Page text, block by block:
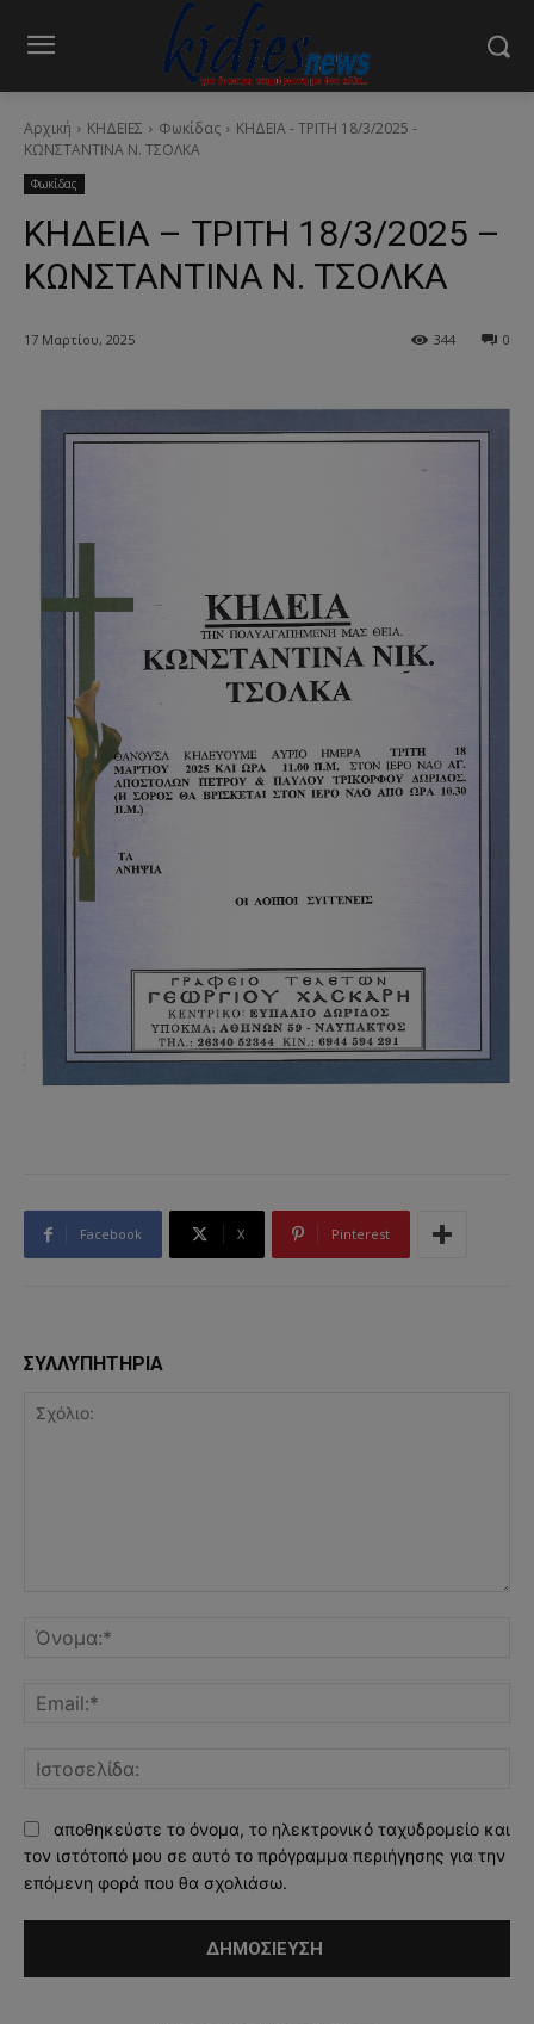
Αρχική ΚΗΔΕΙΕΣ Φωκίδας
ΚΗΔΕΙΑ - ΤΡΙΤΗ 18/3/2025 -
ΚΩΝΣΤΑΝΤΙΝΑ Ν. ΤΣΟΛΚΑ
Φωκίδας
ΚΗΔΕΙΑ – ΤΡΙΤΗ 18/3/2025 –
ΚΩΝΣΤΑΝΤΙΝΑ Ν. ΤΣΟΛΚΑ
17 Μαρτίου, 2025 0
344
Facebook X Pinterest
ΣΥΛΛΥΠΗΤΗΡΙΑ
αποθηκεύστε το όνομα, το ηλεκτρονικό ταχυδρομείο και
τον ιστότοπό μου σε αυτό το πρόγραμμα περιήγησης για την
επόμενη φορά που θα σχολιάσω.